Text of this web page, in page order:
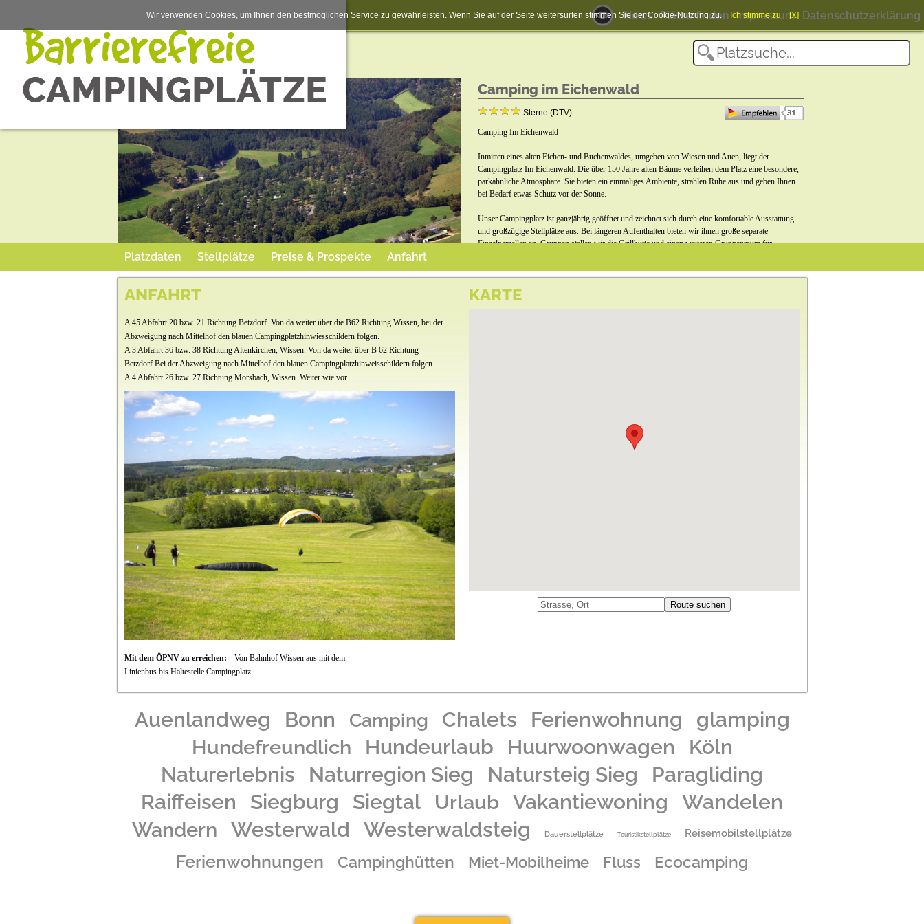
News Plätze finden Impressum Datenschutzerklärung
Camping im Eichenwald
Sterne (DTV)
Camping Im Eichenwald
Inmitten eines alten Eichen- und Buchenwaldes, umgeben von Wiesen und Auen, liegt der
Campingplatz Im Eichenwald. Die über 150 Jahre alten Bäume verleihen dem Platz eine besondere,
parkähnliche Atmosphäre. Sie bieten ein einmaliges Ambiente, strahlen Ruhe aus und geben Ihnen
bei Bedarf etwas Schutz vor der Sonne.
Unser Campingplatz ist ganzjährig geöffnet und zeichnet sich durch eine komfortable Ausstattung
und großzügige Stellplätze aus. Bei längeren Aufenthalten bieten wir ihnen große separate
Einzelparzellen an. Gruppen stellen wir die Grillhütte und einen weiteren Gruppenraum für
Platzdaten Stellplätze Preise & Prospekte Anfahrt
ANFAHRT
A 45 Abfahrt 20 bzw. 21 Richtung Betzdorf. Von da weiter über die B62 Richtung Wissen, bei der
Abzweigung nach Mittelhof den blauen Campingplatzhinwiesschildern folgen.
A 3 Abfahrt 36 bzw. 38 Richtung Altenkirchen, Wissen. Von da weiter über B 62 Richtung
Betzdorf.Bei der Abzweigung nach Mittelhof den blauen Campingplatzhinweisschildern folgen.
A 4 Abfahrt 26 bzw. 27 Richtung Morsbach, Wissen. Weiter wie vor.
Mit dem ÖPNV zu erreichen:
Von Bahnhof Wissen aus mit dem
Linienbus bis Haltestelle Campingplatz.
KARTE
Auenlandweg Bonn Camping Chalets Ferienwohnung glamping
Hundefreundlich Hundeurlaub Huurwoonwagen
Köln
Naturerlebnis
Naturregion Sieg Natursteig Sieg
Paragliding
Raiffeisen
Siegburg Siegtal Urlaub Vakantiewoning Wandelen
Wandern Westerwald Westerwaldsteig Dauerstellplätze Touristikstellplätze Reisemobilstellplätze
Ferienwohnungen Campinghütten Miet-Mobilheime Fluss Ecocamping
Wir verwenden Cookies, um Ihnen den bestmöglichen Service zu gewährleisten. Wenn Sie auf der Seite weitersurfen stimmen Sie der Cookie-Nutzung zu. Ich stimme zu [X]